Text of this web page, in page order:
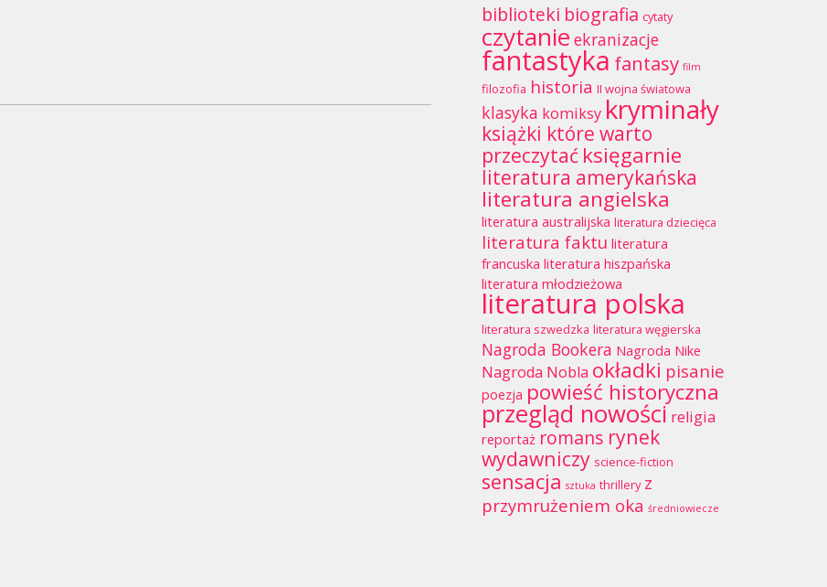
biblioteki biografia cytaty
czytanie ekranizacje
fantastyka fantasy film
filozofia historia II wojna światowa
klasyka komiksy kryminały
książki które warto
przeczytać księgarnie
literatura amerykańska
literatura angielska
literatura australijska literatura dziecięca
literatura faktu literatura
francuska literatura hiszpańska
literatura młodzieżowa
literatura polska
literatura szwedzka literatura węgierska
Nagroda Bookera Nagroda Nike
Nagroda Nobla okładki pisanie
poezja powieść historyczna
przegląd nowości religia
reportaż romans rynek
wydawniczy science-fiction
sensacja sztuka thrillery z
przymrużeniem oka średniowiecze